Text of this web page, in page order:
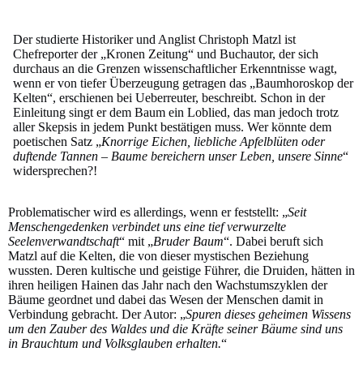
Der studierte Historiker und Anglist Christoph Matzl ist
Chefreporter der „Kronen Zeitung“ und Buchautor, der sich
durchaus an die Grenzen wissenschaftlicher Erkenntnisse wagt,
wenn er von tiefer Überzeugung getragen das „Baumhoroskop der
Kelten“, erschienen bei Ueberreuter, beschreibt. Schon in der
Einleitung singt er dem Baum ein Loblied, das man jedoch trotz
aller Skepsis in jedem Punkt bestätigen muss. Wer könnte dem
poetischen Satz „Knorrige Eichen, liebliche Apfelblüten oder
duftende Tannen – Baume bereichern unser Leben, unsere Sinne“
widersprechen?!
Problematischer wird es allerdings, wenn er feststellt: „Seit
Menschengedenken verbindet uns eine tief verwurzelte
Seelenverwandtschaft“ mit „Bruder Baum“. Dabei beruft sich
Matzl auf die Kelten, die von dieser mystischen Beziehung
wussten. Deren kultische und geistige Führer, die Druiden, hätten in
ihren heiligen Hainen das Jahr nach den Wachstumszyklen der
Bäume geordnet und dabei das Wesen der Menschen damit in
Verbindung gebracht. Der Autor: „Spuren dieses geheimen Wissens
um den Zauber des Waldes und die Kräfte seiner Bäume sind uns
in Brauchtum und Volksglauben erhalten.“